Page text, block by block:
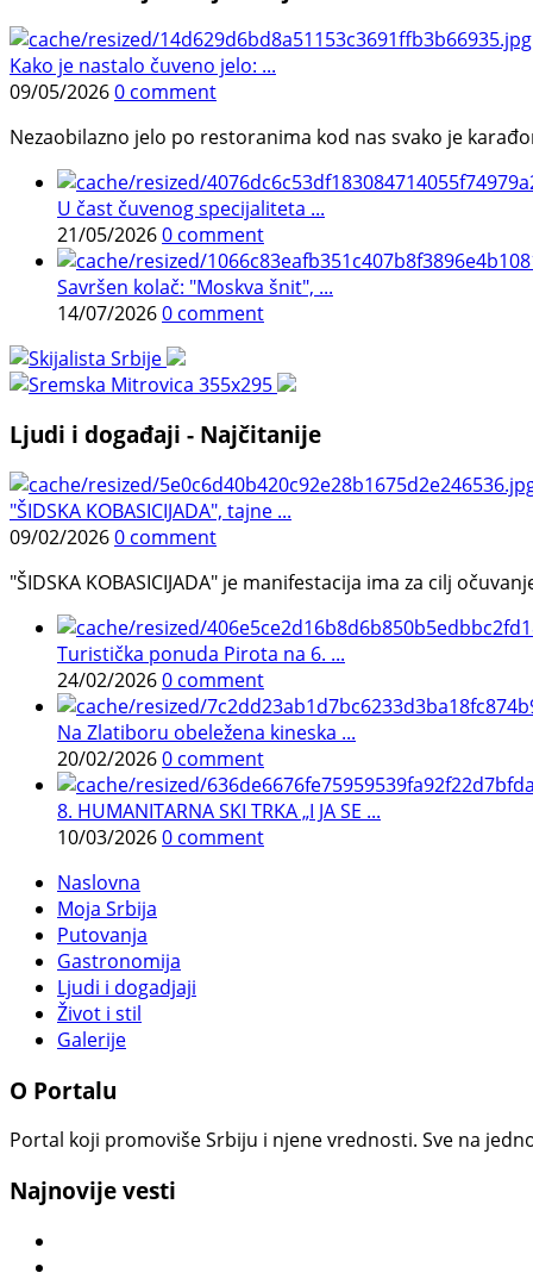
Kako je nastalo čuveno jelo: ...
09/05/20260 comment
Nezaobilazno jelo po restoranima kod nas svako je
U čast čuvenog specijaliteta ...
21/05/20260 comment
Savršen kolač: "Moskva šnit", ...
14/07/20260 comment
Ljudi i događaji - Najčitanije
"ŠIDSKA KOBASICIJADA", tajne ...
09/02/20260 comment
"ŠIDSKA KOBASICIJADA" je manifestacija ima za cilj
Turistička ponuda Pirota na 6. ...
24/02/20260 comment
Na Zlatiboru obeležena kineska ...
20/02/20260 comment
8. HUMANITARNA SKI TRKA „I JA SE ...
10/03/20260 comment
Naslovna
Moja Srbija
Putovanja
Gastronomija
Ljudi i dogadjaji
Život i stil
Galerije
O Portalu
Portal koji promoviše Srbiju i njene vrednosti. Sve na
Najnovije vesti